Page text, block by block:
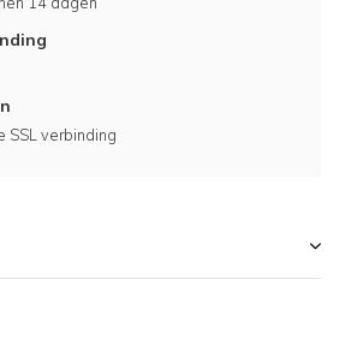
SSL verbinding